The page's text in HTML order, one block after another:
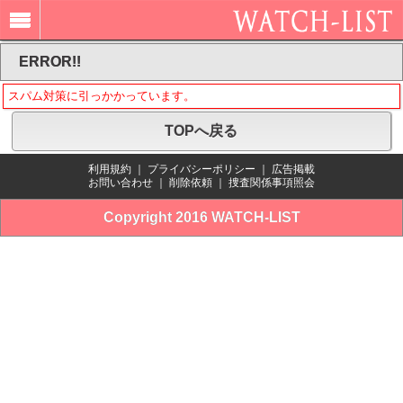
ERROR!!
スパム対策に引っかかっています。
TOPへ戻る
利用規約 プライバシーポリシー
広告掲載
お問い合わせ
削除依頼 捜査関係事項照会
Copyright 2016 WATCH-LIST